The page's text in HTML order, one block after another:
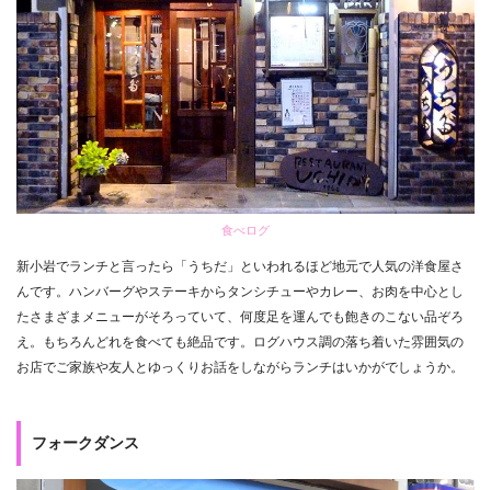
食べログ
新小岩でランチと言ったら「うちだ」といわれるほど地元で人気の洋食屋さ
んです。ハンバーグやステーキからタンシチューやカレー、お肉を中心とし
たさまざまメニューがそろっていて、何度足を運んでも飽きのこない品ぞろ
え。もちろんどれを食べても絶品です。ログハウス調の落ち着いた雰囲気の
お店でご家族や友人とゆっくりお話をしながらランチはいかがでしょうか。
フォークダンス